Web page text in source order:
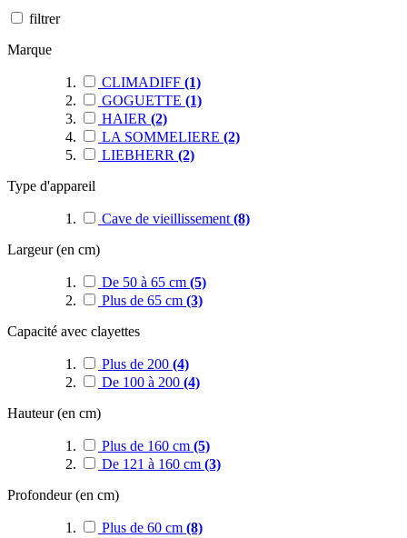
filtrer
Marque
CLIMADIFF (1)
GOGUETTE (1)
HAIER (2)
LA SOMMELIERE (2)
LIEBHERR (2)
Type d'appareil
Cave de vieillissement (8)
Largeur (en cm)
De 50 à 65 cm (5)
Plus de 65 cm (3)
Capacité avec clayettes
Plus de 200 (4)
De 100 à 200 (4)
Hauteur (en cm)
Plus de 160 cm (5)
De 121 à 160 cm (3)
Profondeur (en cm)
Plus de 60 cm (8)